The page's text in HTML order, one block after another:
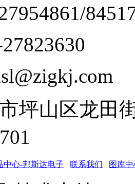
坪山区龙田
中心-邦斯达电子 联系我们 图库